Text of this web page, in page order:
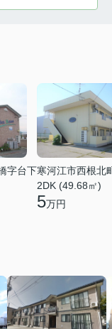
字台下寒河江市西根北
2DK (49.68㎡)
5万円